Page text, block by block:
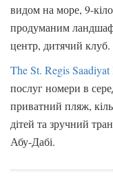
видом на море, 9-
продуманим
центр, дитячий клуб.
The St. Regis
послуг номери в
приватний пляж,
дітей та зручний
Абу-Дабі.